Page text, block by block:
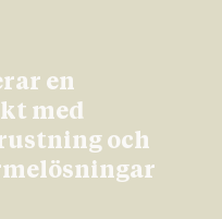
en
med
och